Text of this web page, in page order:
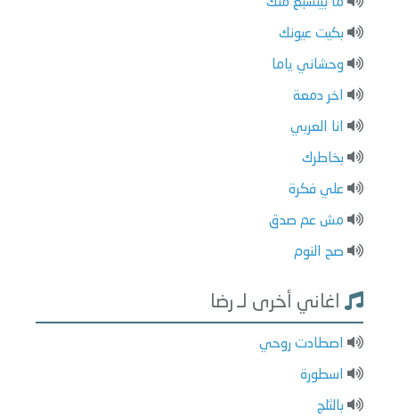
ما بينشبع منك
بكيت عيونك
وحشاني ياما
اخر دمعة
انا العربي
بخاطرك
علي فكرة
مش عم صدق
صح النوم
اغاني أخرى لـ رضا
اصطادت روحي
اسطورة
بالثلج